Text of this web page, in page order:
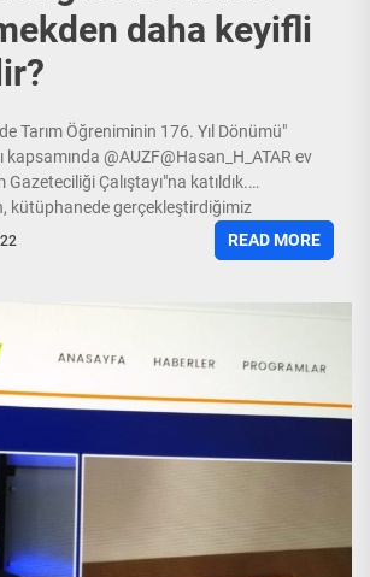
daha keyifli
Tarım Öğreniminin 176. Yıl Dönümü"
@AUZF@Hasan_H_ATAR ev
Gazeteciliği Çalıştayı"na katıldık.
kütüphanede gerçekleştirdiğimiz
bahsetme fırsatımız oldu....
READ MORE